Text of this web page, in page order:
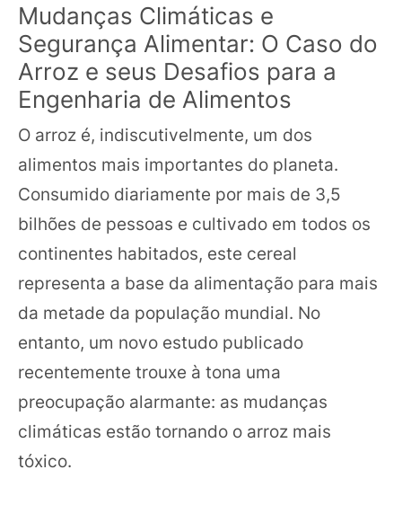
Mudanças Climáticas e
Segurança Alimentar: O Caso do
Arroz e seus Desafios para a
Engenharia de Alimentos
O arroz é, indiscutivelmente, um dos
alimentos mais importantes do planeta.
Consumido diariamente por mais de 3,5
bilhões de pessoas e cultivado em todos os
continentes habitados, este cereal
representa a base da alimentação para mais
da metade da população mundial. No
entanto, um novo estudo publicado
recentemente trouxe à tona uma
preocupação alarmante: as mudanças
climáticas estão tornando o arroz mais
tóxico.